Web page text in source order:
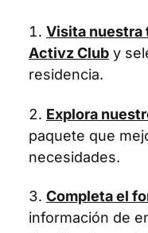
Visita nuestra
Activz Club y
residencia.
Explora
paquete que
necesidades.
Completa el
información de